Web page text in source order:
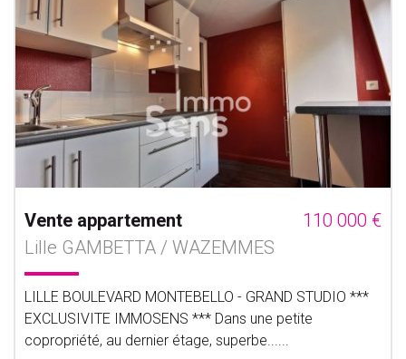
Vente appartement
110 000 €
Lille GAMBETTA / WAZEMMES
LILLE BOULEVARD MONTEBELLO - GRAND STUDIO ***
EXCLUSIVITE IMMOSENS *** Dans une petite
copropriété, au dernier étage, superbe......